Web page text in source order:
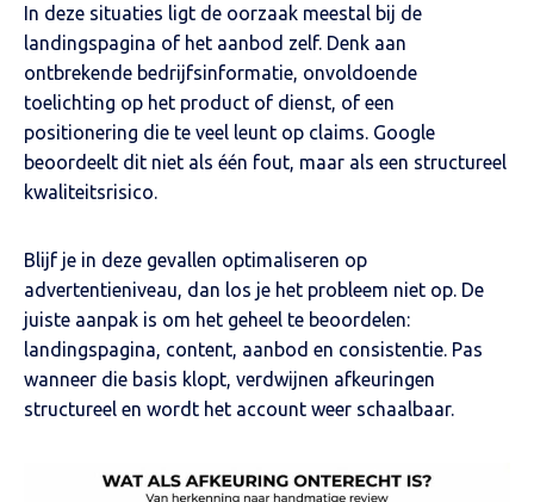
In deze situaties ligt de oorzaak meestal bij de
landingspagina of het aanbod zelf. Denk aan
ontbrekende bedrijfsinformatie, onvoldoende
toelichting op het product of dienst, of een
positionering die te veel leunt op claims. Google
beoordeelt dit niet als één fout, maar als een structureel
kwaliteitsrisico.
Blijf je in deze gevallen optimaliseren op
advertentieniveau, dan los je het probleem niet op. De
juiste aanpak is om het geheel te beoordelen:
landingspagina, content, aanbod en consistentie. Pas
wanneer die basis klopt, verdwijnen afkeuringen
structureel en wordt het account weer schaalbaar.